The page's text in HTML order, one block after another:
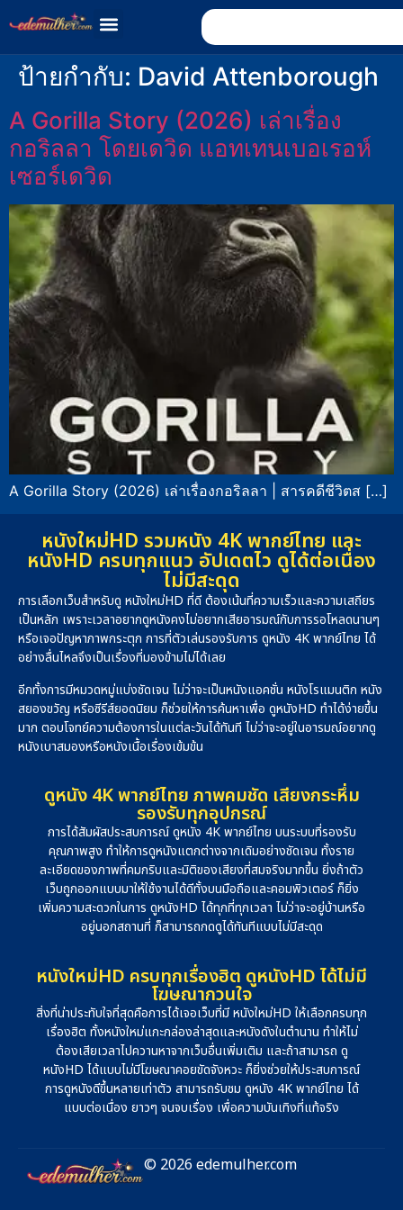
ป้ายกำกับ: David Attenborough
A Gorilla Story (2026) เล่าเรื่อง
กอริลลา โดยเดวิด แอทเทนเบอเรอห์
เซอร์เดวิด
A Gorilla Story (2026) เล่าเรื่องกอริลลา | สารคดีชีวิตส […]
หนังใหม่HD รวมหนัง 4K พากย์ไทย และ
หนังHD ครบทุกแนว อัปเดตไว ดูได้ต่อเนื่อง
ไม่มีสะดุด
การเลือกเว็บสำหรับดู หนังใหม่HD ที่ดี ต้องเน้นที่ความเร็วและความเสถียร
เป็นหลัก เพราะเวลาอยากดูหนังคงไม่อยากเสียอารมณ์กับการรอโหลดนานๆ
หรือเจอปัญหาภาพกระตุก การที่ตัวเล่นรองรับการ ดูหนัง 4K พากย์ไทย ได้
อย่างลื่นไหลจึงเป็นเรื่องที่มองข้ามไม่ได้เลย
อีกทั้งการมีหมวดหมู่แบ่งชัดเจน ไม่ว่าจะเป็นหนังแอคชั่น หนังโรแมนติก หนัง
สยองขวัญ หรือซีรีส์ยอดนิยม ก็ช่วยให้การค้นหาเพื่อ ดูหนังHD ทำได้ง่ายขึ้น
มาก ตอบโจทย์ความต้องการในแต่ละวันได้ทันที ไม่ว่าจะอยู่ในอารมณ์อยากดู
หนังเบาสมองหรือหนังเนื้อเรื่องเข้มข้น
ดูหนัง 4K พากย์ไทย ภาพคมชัด เสียงกระหึ่ม
รองรับทุกอุปกรณ์
การได้สัมผัสประสบการณ์ ดูหนัง 4K พากย์ไทย บนระบบที่รองรับ
คุณภาพสูง ทำให้การดูหนังแตกต่างจากเดิมอย่างชัดเจน ทั้งราย
ละเอียดของภาพที่คมกริบและมิติของเสียงที่สมจริงมากขึ้น ยิ่งถ้าตัว
เว็บถูกออกแบบมาให้ใช้งานได้ดีทั้งบนมือถือและคอมพิวเตอร์ ก็ยิ่ง
เพิ่มความสะดวกในการ ดูหนังHD ได้ทุกที่ทุกเวลา ไม่ว่าจะอยู่บ้านหรือ
อยู่นอกสถานที่ ก็สามารถกดดูได้ทันทีแบบไม่มีสะดุด
หนังใหม่HD ครบทุกเรื่องฮิต ดูหนังHD ได้ไม่มี
โฆษณากวนใจ
สิ่งที่น่าประทับใจที่สุดคือการได้เจอเว็บที่มี หนังใหม่HD ให้เลือกครบทุก
เรื่องฮิต ทั้งหนังใหม่แกะกล่องล่าสุดและหนังดังในตำนาน ทำให้ไม่
ต้องเสียเวลาไปควานหาจากเว็บอื่นเพิ่มเติม และถ้าสามารถ ดู
หนังHD ได้แบบไม่มีโฆษณาคอยขัดจังหวะ ก็ยิ่งช่วยให้ประสบการณ์
การดูหนังดีขึ้นหลายเท่าตัว สามารถรับชม ดูหนัง 4K พากย์ไทย ได้
แบบต่อเนื่อง ยาวๆ จนจบเรื่อง เพื่อความบันเทิงที่แท้จริง
© 2026 edemulher.com